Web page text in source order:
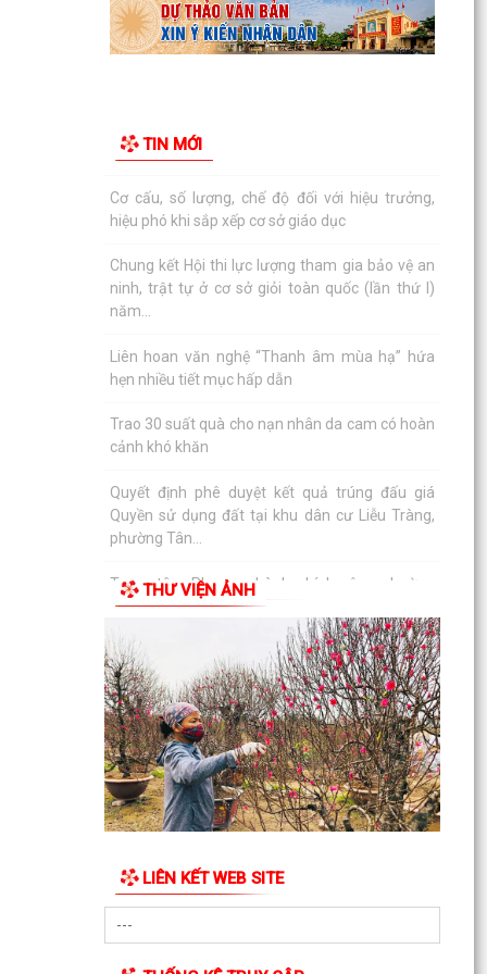
TIN MỚI
nén Paracetamol 500mg
Ra mắt mô hình “Toàn dân phường Tân Hưng
hiệu phó khi sắp xếp cơ sở giáo dục
Chung kết Hội thi lực lượng tham gia bảo vệ an
ninh, trật tự ở cơ sở giỏi toàn quốc (lần thứ I)
năm...
Liên hoan văn nghệ “Thanh âm mùa hạ” hứa
hẹn nhiều tiết mục hấp dẫn
Trao 30 suất quà cho nạn nhân da cam có hoàn
cảnh khó khăn
Quyết định phê duyệt kết quả trúng đấu giá
Quyền sử dụng đất tại khu dân cư Liễu Tràng,
Trung tâm Phục vụ hành chính công phường
Tân Hưng tiếp nhận hồ sơ thủ tục ngoài giờ
Công văn về tăng cường công tác phòng, chống
dịch bệnh mùa hè năm 2026
Thông báo về việc công khai thủ tục hành chính
ban hành mới, bị bãi bỏ lĩnh vực hội nghị, hội
thảo...
Thông báo lịch công tác tuần của Lãnh đạo Ủy
ban nhân dân phường (Từ ngày 03/8/2026 đến
ngày...
hàng Chính sách Xã hội từ ngày 05/8/2026
hành chính trên môi trường điện tử
THƯ VIỆN ẢNH
LIÊN KẾT WEB SITE